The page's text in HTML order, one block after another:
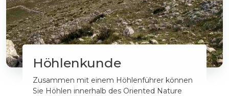
Höhlenkunde
Zusammen mit einem Höhlenführer können
Sie Höhlen innerhalb des Oriented Nature